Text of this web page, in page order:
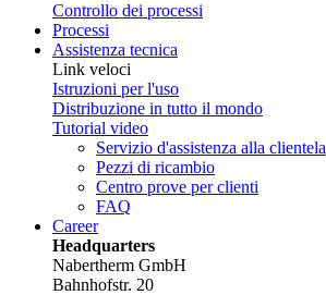
Controllo dei processi
Processi
Assistenza tecnica
Link veloci
Istruzioni per l'uso
Distribuzione in tutto il mondo
Tutorial video
Servizio d'assistenza alla clientela
Pezzi di ricambio
Centro prove per clienti
FAQ
Career
Headquarters
Nabertherm GmbH
Bahnhofstr. 20